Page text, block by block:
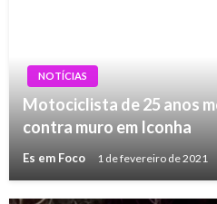
NOTÍCIAS
Motociclista de 25 anos
contra muro em Iconha
Es em Foco 1 de fevereiro de 2021